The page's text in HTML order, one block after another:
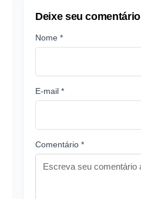
Deixe seu comentário
Nome *
E-mail *
Comentário *